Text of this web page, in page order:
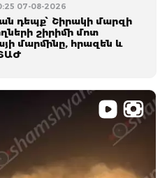
07-08-2026
դեպք՝ Շիրակի մարզի
շիրիմի մոտ
մարմինը, հրազեն և